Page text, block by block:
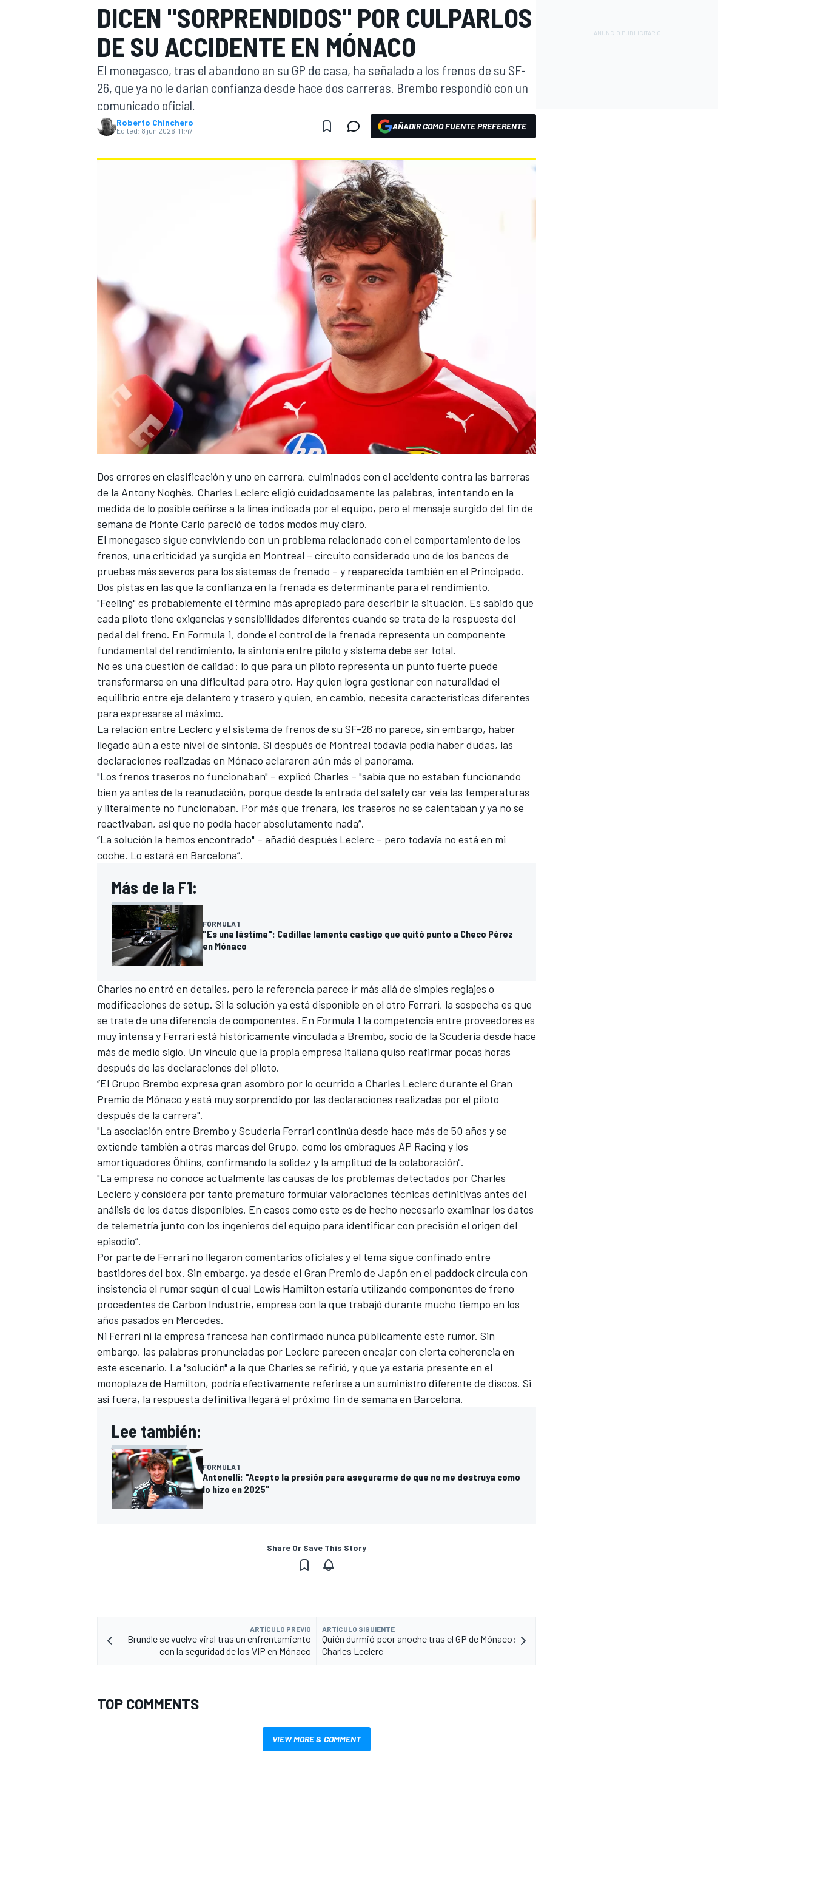
FÓRMULA E MOTO
NASCARINDYCARSPORTSCAR
DICEN "SORPRENDIDOS" POR CULPARLOS
DE SU ACCIDENTE EN MÓNACO
El monegasco, tras el abandono en su GP de casa, ha señalado a los frenos de su SF-
26, que ya no le darían confianza desde hace dos carreras. Brembo respondió con un
comunicado oficial.
Roberto Chinchero
Edited: 8 jun 2026, 11:47 AÑADIR COMO FUENTE PREFERENTE
Dos errores en clasificación y uno en carrera, culminados con el accidente contra las barreras
de la Antony Noghès. Charles Leclerc eligió cuidadosamente las palabras, intentando en la
medida de lo posible ceñirse a la línea indicada por el equipo, pero el mensaje surgido del fin de
semana de Monte Carlo pareció de todos modos muy claro.
El monegasco sigue conviviendo con un problema relacionado con el comportamiento de los
frenos, una criticidad ya surgida en Montreal – circuito considerado uno de los bancos de
pruebas más severos para los sistemas de frenado – y reaparecida también en el Principado.
Dos pistas en las que la confianza en la frenada es determinante para el rendimiento.
"Feeling" es probablemente el término más apropiado para describir la situación. Es sabido que
cada piloto tiene exigencias y sensibilidades diferentes cuando se trata de la respuesta del
pedal del freno. En Formula 1, donde el control de la frenada representa un componente
fundamental del rendimiento, la sintonía entre piloto y sistema debe ser total.
No es una cuestión de calidad: lo que para un piloto representa un punto fuerte puede
transformarse en una dificultad para otro. Hay quien logra gestionar con naturalidad el
equilibrio entre eje delantero y trasero y quien, en cambio, necesita características diferentes
para expresarse al máximo.
La relación entre Leclerc y el sistema de frenos de su SF-26 no parece, sin embargo, haber
llegado aún a este nivel de sintonía. Si después de Montreal todavía podía haber dudas, las
declaraciones realizadas en Mónaco aclararon aún más el panorama.
"Los frenos traseros no funcionaban" – explicó Charles – "sabía que no estaban funcionando
bien ya antes de la reanudación, porque desde la entrada del safety car veía las temperaturas
y literalmente no funcionaban. Por más que frenara, los traseros no se calentaban y ya no se
reactivaban, así que no podía hacer absolutamente nada”.
“La solución la hemos encontrado" – añadió después Leclerc – pero todavía no está en mi
coche. Lo estará en Barcelona”.
Más de la F1:
FÓRMULA 1
"Es una lástima": Cadillac lamenta castigo que quitó punto a Checo Pérez
en Mónaco
Charles no entró en detalles, pero la referencia parece ir más allá de simples reglajes o
modificaciones de setup. Si la solución ya está disponible en el otro Ferrari, la sospecha es que
se trate de una diferencia de componentes. En Formula 1 la competencia entre proveedores es
muy intensa y Ferrari está históricamente vinculada a Brembo, socio de la Scuderia desde hace
más de medio siglo. Un vínculo que la propia empresa italiana quiso reafirmar pocas horas
después de las declaraciones del piloto.
“El Grupo Brembo expresa gran asombro por lo ocurrido a Charles Leclerc durante el Gran
Premio de Mónaco y está muy sorprendido por las declaraciones realizadas por el piloto
después de la carrera".
"La asociación entre Brembo y Scuderia Ferrari continúa desde hace más de 50 años y se
extiende también a otras marcas del Grupo, como los embragues AP Racing y los
amortiguadores Öhlins, confirmando la solidez y la amplitud de la colaboración".
"La empresa no conoce actualmente las causas de los problemas detectados por Charles
Leclerc y considera por tanto prematuro formular valoraciones técnicas definitivas antes del
análisis de los datos disponibles. En casos como este es de hecho necesario examinar los datos
de telemetría junto con los ingenieros del equipo para identificar con precisión el origen del
episodio”.
Por parte de Ferrari no llegaron comentarios oficiales y el tema sigue confinado entre
bastidores del box. Sin embargo, ya desde el Gran Premio de Japón en el paddock circula con
insistencia el rumor según el cual Lewis Hamilton estaría utilizando componentes de freno
procedentes de Carbon Industrie, empresa con la que trabajó durante mucho tiempo en los
años pasados en Mercedes.
Ni Ferrari ni la empresa francesa han confirmado nunca públicamente este rumor. Sin
embargo, las palabras pronunciadas por Leclerc parecen encajar con cierta coherencia en
este escenario. La "solución" a la que Charles se refirió, y que ya estaría presente en el
monoplaza de Hamilton, podría efectivamente referirse a un suministro diferente de discos. Si
así fuera, la respuesta definitiva llegará el próximo fin de semana en Barcelona.
Lee también:
FÓRMULA 1
Antonelli: "Acepto la presión para asegurarme de que no me destruya como
lo hizo en 2025"
Share Or Save This Story
ARTÍCULO PREVIO
Brundle se vuelve viral tras un enfrentamiento
con la seguridad de los VIP en Mónaco
ARTÍCULO SIGUIENTE
Quién durmió peor anoche tras el GP de Mónaco:
Charles Leclerc
TOP COMMENTS
VIEW MORE & COMMENT